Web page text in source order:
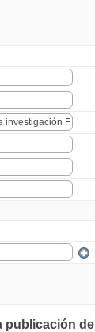
publicación de